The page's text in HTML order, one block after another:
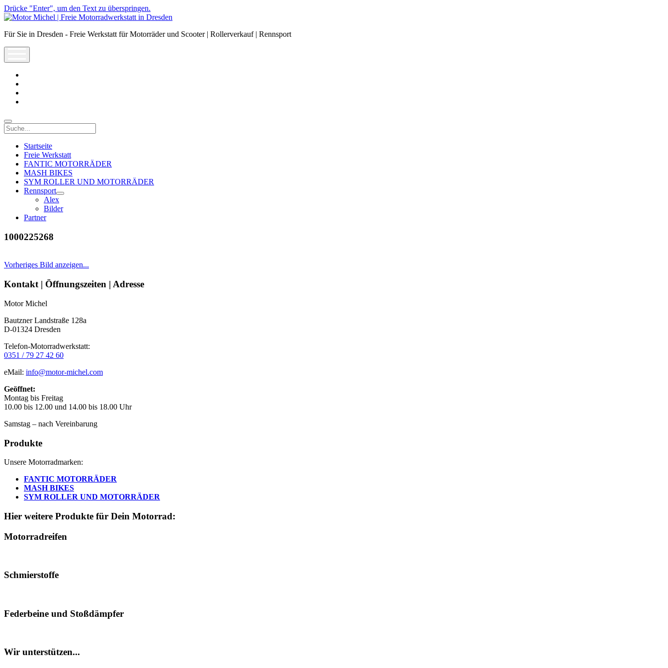
Drücke "Enter", um den Text zu überspringen.
Motor
|
in
Für Sie in Dresden - Freie Werkstatt für Motorräder und Scooter | Rollerverkauf | Rennsport
Suche
Startseite
Freie Werkstatt
FANTIC MOTORRÄDER
MASH BIKES
SYM ROLLER UND MOTORRÄDER
Rennsport
open
menu
Alex
Bilder
Partner
1000225268
Vorheriges Bild anzeigen...
Seitenleiste
Kontakt | Öffnungszeiten | Adresse
Motor Michel
Bautzner Landstraße 128a
D-01324 Dresden
Telefon-Motorradwerkstatt:
0351 / 79 27 42 60
eMail: info@motor-michel.com
Geöffnet:
Montag bis Freitag
10.00 bis 12.00 und 14.00 bis 18.00 Uhr
Samstag – nach Vereinbarung
Produkte
Unsere Motorradmarken:
FANTIC MOTORRÄDER
MASH BIKES
SYM ROLLER UND MOTORRÄDER
Hier weitere Produkte für Dein Motorrad:
Motorradreifen
Schmierstoffe
Federbeine und Stoßdämpfer
Wir unterstützen...